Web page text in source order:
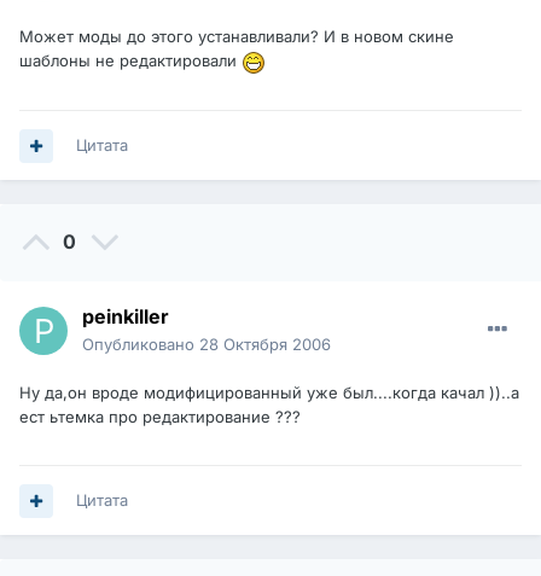
Может моды до этого устанавливали? И в новом скине
шаблоны не редактировали
Цитата
0
peinkiller
Опубликовано 28 Октября 2006
Ну да,он вроде модифицированный уже был....когда качал ))..а
ест ьтемка про редактирование ???
Цитата